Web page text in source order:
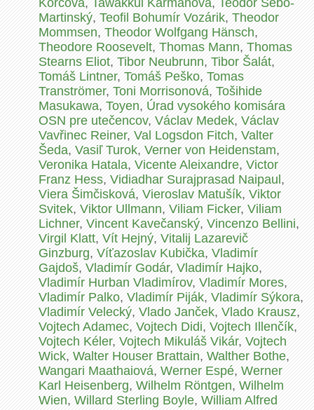
Korcová,Tawakkul Karmánová,Teodor Šebo-
Martinský,Teofil Bohumír Vozárik,Theodor
Mommsen,Theodor Wolfgang Hänsch,
Theodore Roosevelt,Thomas Mann,Thomas
Stearns Eliot,Tibor Neubrunn,Tibor Šalát,
Tomáš Lintner,Tomáš Peško,Tomas
Tranströmer,Toni Morrisonová,Tošihide
Masukawa,Toyen,Úrad vysokého komisára
OSN pre utečencov,Václav Medek,Václav
Vavřinec Reiner,Val Logsdon Fitch,Valter
Šeda,Vasiľ Turok,Verner von Heidenstam,
Veronika Hatala,Vicente Aleixandre,Victor
Franz Hess,Vidiadhar Surajprasad Naipaul,
Viera Šimčisková,Vieroslav Matušík,Viktor
Svitek,Viktor Ullmann,Viliam Ficker,Viliam
Lichner,Vincent Kavečanský,Vincenzo Bellini,
Virgil Klatt,Vít Hejný,Vitalij Lazarevič
Ginzburg,Víťazoslav Kubička,Vladimír
Gajdoš,Vladimír Godár,Vladimír Hajko,
Vladimír Hurban Vladimírov,Vladimír Mores,
Vladimír Palko,Vladimír Piják,Vladimír Sýkora,
Vladimír Velecký,Vlado Janček,Vlado Krausz,
Vojtech Adamec,Vojtech Didi,Vojtech Illenčík,
Vojtech Kéler,Vojtech Mikuláš Vikár,Vojtech
Wick,Walter Houser Brattain,Walther Bothe,
Wangari Maathaiová,Werner Espé,Werner
Karl Heisenberg,Wilhelm Röntgen,Wilhelm
Wien,Willard Sterling Boyle,William Alfred